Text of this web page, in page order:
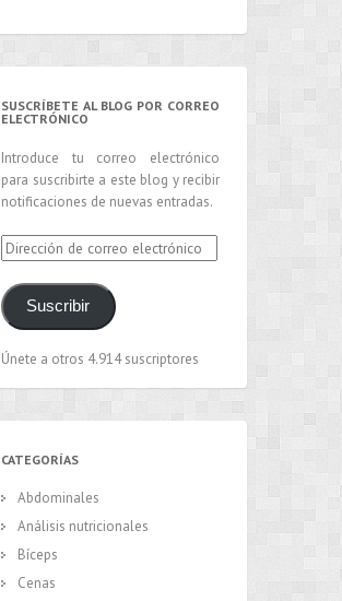
SUSCRÍBETE AL BLOG POR CORREO
ELECTRÓNICO
Introduce tu correo electrónico
para suscribirte a este blog y recibir
notificaciones de nuevas entradas.
Dirección
de
correo
electrónico
Suscribir
Únete a otros 4.914 suscriptores
CATEGORÍAS
Abdominales
Análisis nutricionales
Bíceps
Cenas